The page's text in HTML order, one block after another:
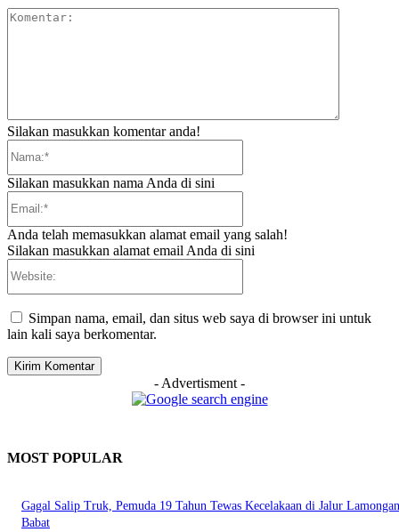
Silakan masukkan komentar anda!
Silakan masukkan nama Anda di sini
Anda telah memasukkan alamat email yang salah!
Silakan masukkan alamat email Anda di sini
Simpan nama, email, dan situs web saya di browser ini untuk
lain kali saya berkomentar.
- Advertisment -
MOST POPULAR
Gagal Salip Truk, Pemuda 19 Tahun Tewas Kecelakaan di Jalur
Babat